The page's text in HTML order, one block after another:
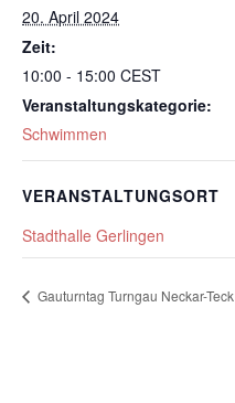
20. April 2024
Zeit:
10:00 - 15:00 CEST
Veranstaltungskategorie:
Schwimmen
VERANSTALTUNGSORT
Stadthalle Gerlingen
Gauturntag Turngau Neckar-Teck